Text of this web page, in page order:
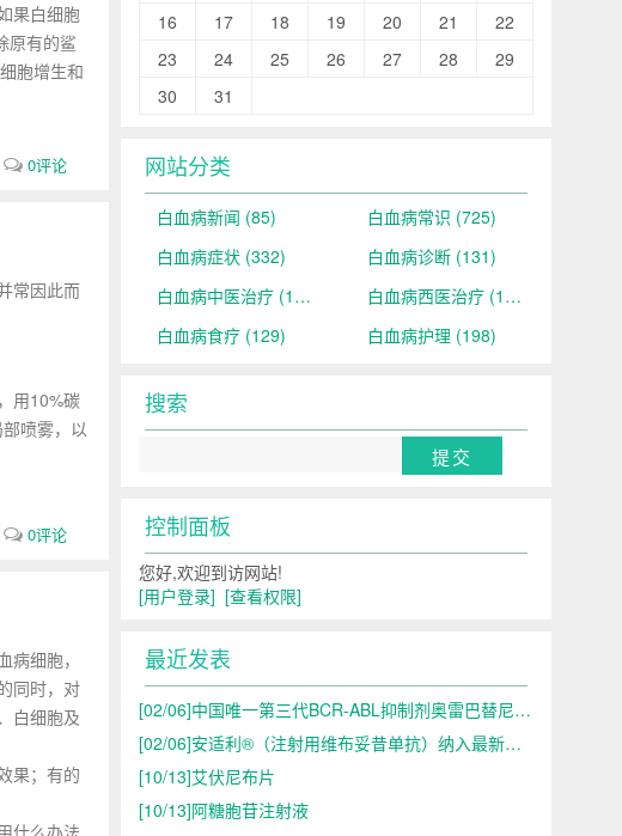
果白细胞
原有的鲨
胞增生和
0评论
常因此而
用10%碳
喷雾，以
0评论
细胞，
同时，对
白细胞及
果；有的
什么办法
16
17 18 19 20 21
22
23
24 25 26 27 28
29
30
31
网站分类
白血病新闻 (85) 白血病常识 (725)
白血病症状 (332) 白血病诊断 (131)
白血病中医治疗 (190) 白血病西医治疗 (159)
白血病食疗 (129) 白血病护理 (198)
搜索
控制面板
您好,欢迎到访网站!
[用户登录] [查看权限]
最近发表
[02/06]中国唯一第三代BCR-ABL抑制剂奥雷巴替尼首入医保目录
[02/06]安适利®（注射用维布妥昔单抗）纳入最新国家医保目录，
[10/13]艾伏尼布片
[10/13]阿糖胞苷注射液